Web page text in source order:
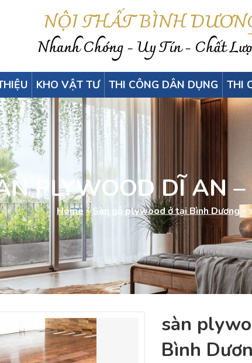
NỘI THẤT BÌNH
Nhanh Chóng - Uy Tín - Chất
KHO VẬT TƯ THI CÔNG DÂN DỤNG THI
PLYWOOD DĨ AN
Home-Sàn gỗ plywood ở tại Bình Dương -
sàn
Bình